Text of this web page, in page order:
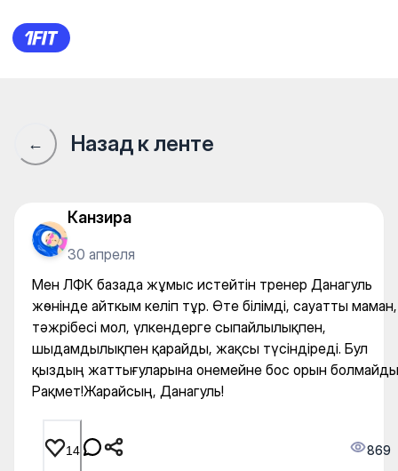
Мен ЛФК базада жұмыс
← Назад к ленте
Канзира
30 апреля
Мен ЛФК базада жұмыс истейтін тренер Данагуль
жөнінде айткым келіп тұр. Өте білімді, сауатты маман,
тәжрібесі мол, үлкендерге сыпайлылықпен,
шыдамдылықпен қарайды, жақсы түсіндіреді. Бул
қыздың жаттығуларына онемейне бос орын
Рақмет!Жарайсың, Данагуль!
14 869